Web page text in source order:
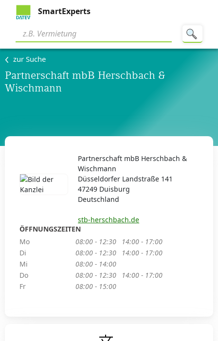
SmartExperts
zur Suche
Partnerschaft mbB Herschbach &
Wischmann
Partnerschaft mbB Herschbach &
Wischmann
Düsseldorfer Landstraße 141
47249 Duisburg
Deutschland
stb-herschbach.de
ÖFFNUNGSZEITEN
Mo
08:00 - 12:30
14:00 - 17:00
Di
08:00 - 12:30
14:00 - 17:00
Mi
08:00 - 14:00
Do
08:00 - 12:30
14:00 - 17:00
Fr
08:00 - 15:00